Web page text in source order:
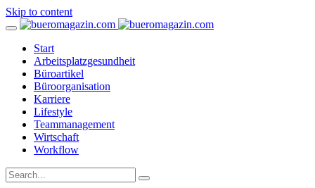
Skip to content
Start
Arbeitsplatzgesundheit
Büroartikel
Büroorganisation
Karriere
Lifestyle
Teammanagement
Wirtschaft
Workflow